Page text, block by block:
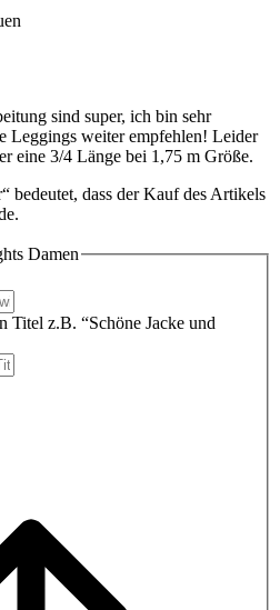
sind super, ich bin sehr
Leggings weiter empfehlen! Leider
eine 3/4 Länge bei 1,75 m Größe.
bedeutet, dass der Kauf des Artikels
Damen
Titel z.B. “Schöne Jacke und